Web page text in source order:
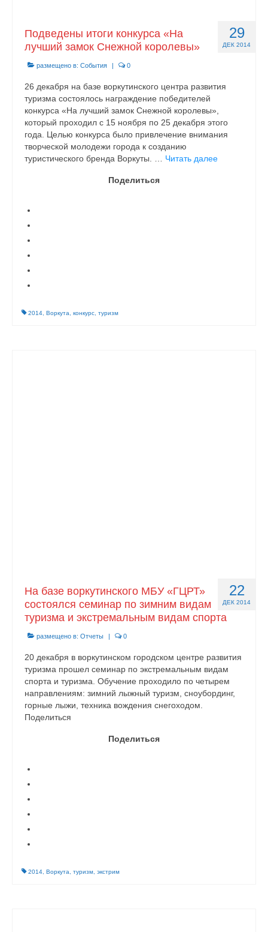
29
ДЕК 2014
Подведены итоги конкурса «На
лучший замок Снежной королевы»
размещено в: События | 0
26 декабря на базе воркутинского центра развития
туризма состоялось награждение победителей
конкурса «На лучший замок Снежной королевы»,
который проходил с 15 ноября по 25 декабря этого
года. Целью конкурса было привлечение внимания
творческой молодежи города к созданию
туристического бренда Воркуты. … Читать далее
Поделиться
2014 Воркута конкурс туризм
22
ДЕК 2014
На базе воркутинского МБУ «ГЦРТ»
состоялся семинар по зимним видам
туризма и экстремальным видам спорта
размещено в: Отчеты | 0
20 декабря в воркутинском городском центре развития
туризма прошел семинар по экстремальным видам
спорта и туризма. Обучение проходило по четырем
направлениям: зимний лыжный туризм, сноубординг,
горные лыжи, техника вождения снегоходом.
Поделиться
Поделиться
2014 Воркута туризм экстрим